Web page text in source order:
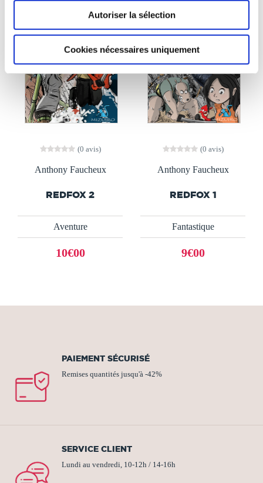
Autoriser la sélection
Cookies nécessaires uniquement
(0 avis)
Anthony Faucheux
REDFOX 2
Aventure
10€00
(0 avis)
Anthony Faucheux
REDFOX 1
Fantastique
9€00
PAIEMENT SÉCURISÉ
Remises quantités jusqu'à -42%
SERVICE CLIENT
Lundi au vendredi, 10-12h / 14-16h